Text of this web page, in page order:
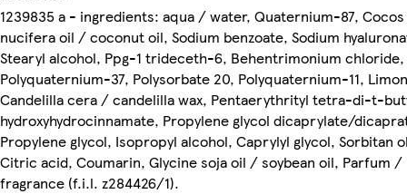
1239835 a - ingredients: aqua / water, Quaternium-87, Cocos
nucifera oil / coconut oil, Sodium benzoate, Sodium
Stearyl alcohol, Ppg-1 trideceth-6, Behentrimonium chloride,
Polyquaternium-37, Polysorbate 20, Polyquaternium-11,
Candelilla cera / candelilla wax, Pentaerythrityl tetra-di-t-
hydroxyhydrocinnamate, Propylene glycol dicaprylate/
Propylene glycol, Isopropyl alcohol, Caprylyl glycol, Sorbitan
Citric acid, Coumarin, Glycine soja oil / soybean oil, Parfum /
fragrance (f.i.l. z284426/1).